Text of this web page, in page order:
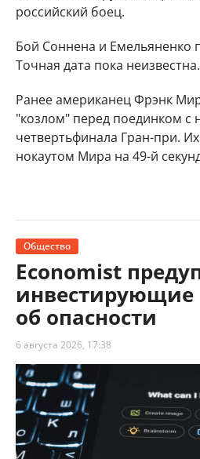
российский боец.
Бой Соннена и Емельяненко
Точная дата пока неизвестна.
Ранее американец Фрэнк
"козлом" перед поединком с
четвертьфинала Гран-при.
нокаутом Мира на 49-й
Общество
Economist
инвестирующие
об опасности
6 августа 2026, 17:38